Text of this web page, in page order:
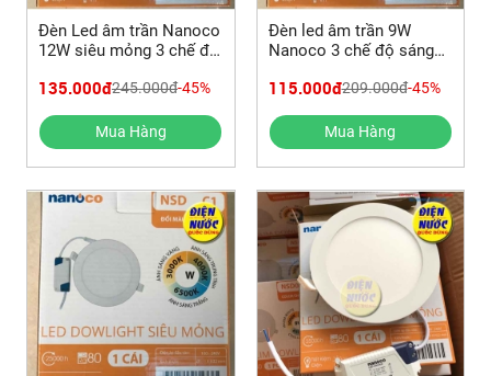
Đèn Led âm trần Nanoco
12W siêu mỏng 3 chế độ
135.000đ245.000đ-45%
Mua Hàng
Đèn led âm trần 9W
Nanoco 3 chế độ sáng
115.000đ209.000đ-45%
Mua Hàng